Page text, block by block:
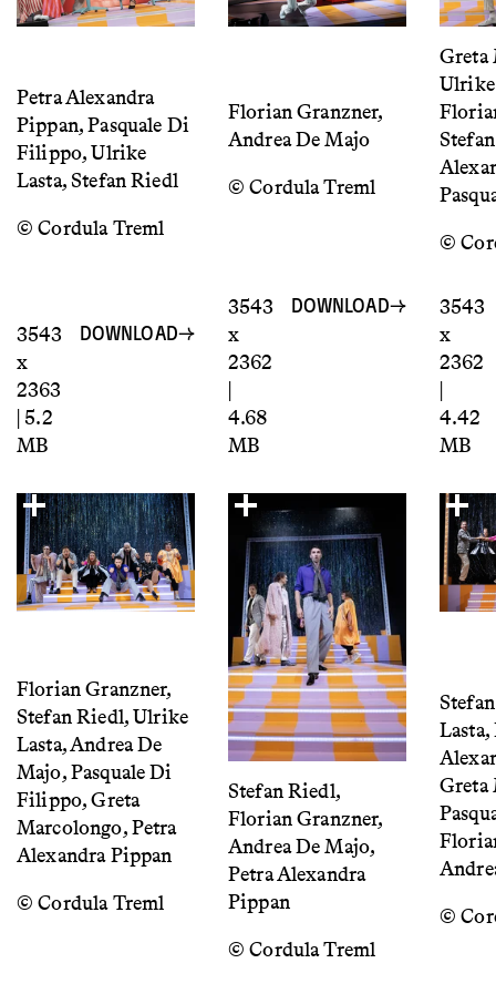
Petra Alexandra
Pippan, Pasquale Di
Filippo, Ulrike
Lasta, Stefan Riedl
© Cordula Treml
3543
x
2363
| 5.2
MB
DOWNLOAD
Florian Granzner,
Andrea De Majo
© Cordula Treml
3543
x
2362
4.68
MB
DOWNLOAD
Greta
Ulrike
©
3543
x
2362
4.42
MB
Florian Granzner,
Stefan Riedl, Ulrike
Lasta, Andrea De
Majo, Pasquale Di
Filippo, Greta
Marcolongo, Petra
Alexandra Pippan
© Cordula Treml
Stefan Riedl,
Florian Granzner,
Andrea De Majo,
Petra Alexandra
Pippan
© Cordula Treml
Lasta,
Greta
©